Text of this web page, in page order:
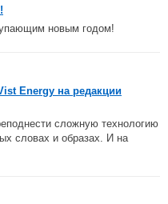
новым годом!
Energy на редакции
сложную технологию
словах и образах. И на